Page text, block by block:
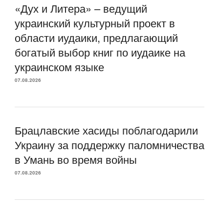
«Дух и Литера» – ведущий
украинский культурный проект в
области иудаики, предлагающий
богатый выбор книг по иудаике на
украинском языке
07.08.2026
Брацлавские хасиды поблагодарили
Украину за поддержку паломничества
в Умань во время войны
07.08.2026